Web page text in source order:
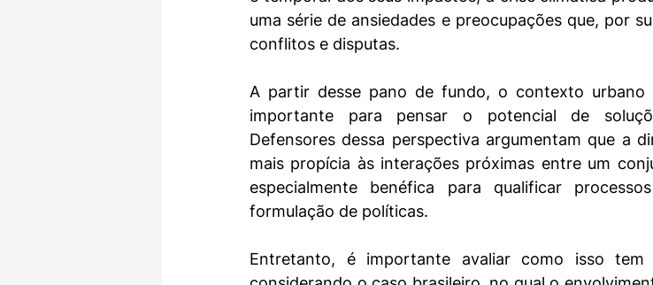
uma série de ansiedades e preocupações que, por
conflitos e disputas.
A partir desse pano de fundo, o contexto urbano
importante para pensar o potencial de
Defensores dessa perspectiva argumentam que a
mais propícia às interações próximas entre um
especialmente benéfica para qualificar
formulação de políticas.
Entretanto, é importante avaliar como isso